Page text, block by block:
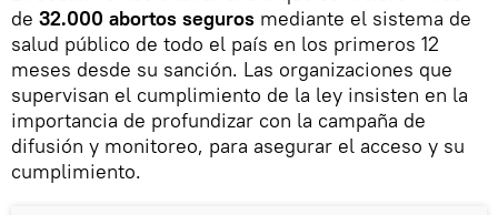
de 32.000 abortos seguros mediante el sistema de
salud público de todo el país en los primeros 12
meses desde su sanción. Las organizaciones que
supervisan el cumplimiento de la ley insisten en la
importancia de profundizar con la campaña de
difusión y monitoreo, para asegurar el acceso y su
cumplimiento.